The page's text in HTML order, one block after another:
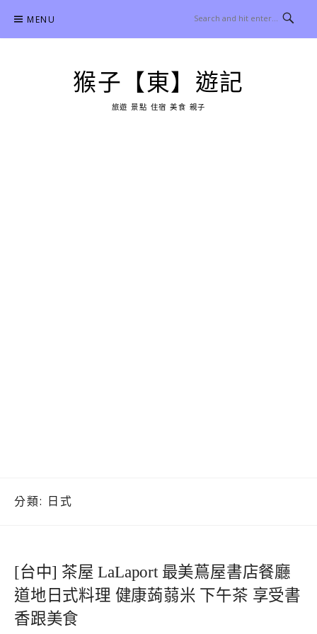
content
MENU
猴子【東】遊記
旅遊 景點 住宿 美食 親子
分類: 日式
[台中] 茶屋 LaLaport 最美蔦屋書店餐廳
道地日式料理 健康蒟蒻米 下午茶 享受書
香跟美食